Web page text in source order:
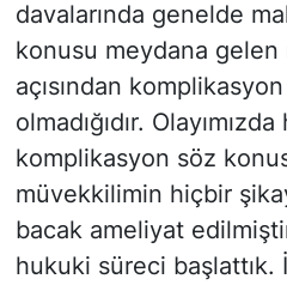
davalarında genelde
konusu meydana
açısından
olmadığıdır.
komplikasyon söz
müvekkilimin hiçbir
bacak ameliyat
hukuki süreci başlattık.